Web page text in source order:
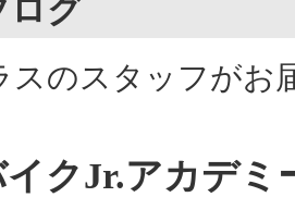
ログ
スのスタッフがお
クJr.アカデ